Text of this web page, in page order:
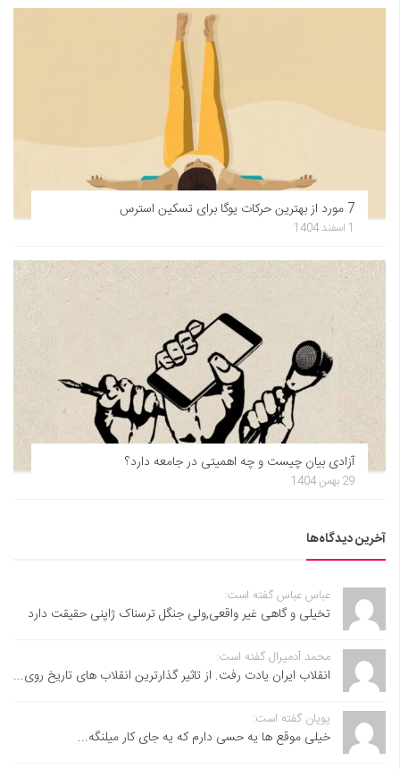
7 مورد از بهترین حرکات یوگا برای تسکین استرس
1 اسفند 1404
آزادی بیان چیست و چه اهمیتی در جامعه دارد؟
29 بهمن 1404
آخرین دیدگاه‌ها
عباس عباس گفته است:
تخیلی و گاهی غیر واقعی,ولی جنگل ترسناک ژاپنی حقیقت دارد
محمد آدمیرال گفته است:
انقلاب ایران یادت رفت. از تاثیر گذارترین انقلاب های تاریخ روی...
پویان گفته است:
خیلی موقع ها یه حسی دارم که یه جای کار میلنگه...